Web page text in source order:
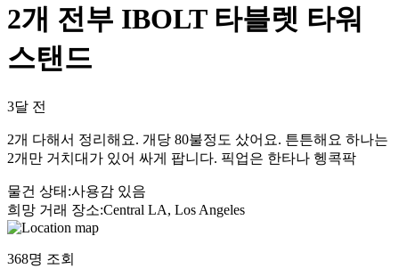
2개 전부 IBOLT 타블렛 타워
스탠드
3달 전
2개 다해서 정리해요. 개당 80불정도 샀어요. 튼튼해요 하나는
2개만 거치대가 있어 싸게 팝니다. 픽업은 한타나 헹콕팍
물건 상태 :사용감 있음
희망 거래 장소:Central LA, Los Angeles
368명 조회